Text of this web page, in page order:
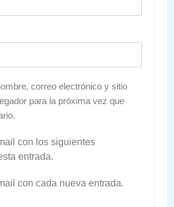
correo electrónico y sitio
para la próxima vez que
con los siguientes
entrada.
con cada nueva entrada.